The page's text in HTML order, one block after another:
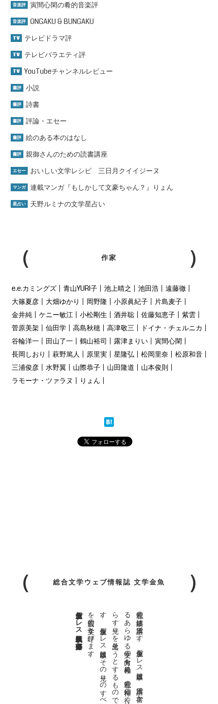
音楽評 寅間心閑の肴的音楽評
音楽評 ONGAKU & BUNGAKU
TV テレビドラマ評
TV テレビバラエティ評
TV YouTubeチャンネルレビュー
書評 小説
書評 詩書
書評 評論・エセー
書評 絵のある本のはなし
書評 親御さんのための読書講座
エセー おいしい文学レシピ 三日月クイイジーヌ
マンガ 連載マンガ『もしかして文豪ちゃん？』りょん
星占い 天野ルミナの文学星占い
作家
e.e.カミングズ 青山YURI子 池上晴之 池田浩
遠藤徹
大篠夏彦
大畑ゆかり 岡野隆 小原眞紀子
片島麦子
金井純
ケニー敏江 小松剛生 酒井聡 佐藤知恵子
紫雲
菅原美架
仙田学 高島秋穂 高津敬三
ドイナ・チェルニカ
谷輪洋一
田山了一 鶴山裕司 露津まりい
寅間心閑
長岡しおり
萩野篤人 原里実 星隆弘 松岡里奈
松原和音
三浦俊彦
水野翼 山際恭子 山田隆道
山本俊則
ラモーナ・ツァラヌ
りょん
総合文学ウェブ情報誌 文学金魚
私達の
故郷は
日本語で
す
。
金魚屋プ
レ
ス
日本版は
、
日本語で
書か
れ
る
あ
ら
ゆ
る
文学の
方向を
見極め
、
私達の
精神の
行く
末を
照
ら
す
光り
を
見出そ
う
と
す
る
も
の
で
す
。
金魚屋プ
レ
ス
日本版は
そ
の
光り
の
す
べ
て
を
広義の
文学と
呼び
ま
す
。
金魚屋プレス日本版代表 齋藤都